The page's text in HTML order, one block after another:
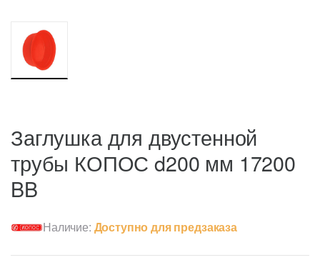
Заглушка для двустенной
трубы КОПОС d200 мм 17200
BB
Наличие: Доступно для предзаказа